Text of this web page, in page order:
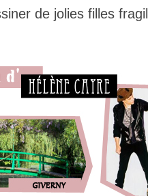
de jolies filles